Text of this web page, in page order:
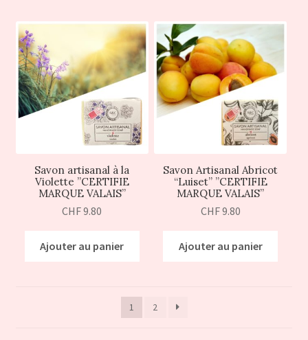
Savon artisanal à la
Violette ”CERTIFIE
MARQUE VALAIS”
CHF9.80
Ajouter au panier
Savon Artisanal Abricot
“Luiset” ”CERTIFIE
MARQUE VALAIS”
CHF9.80
Ajouter au panier
1 2